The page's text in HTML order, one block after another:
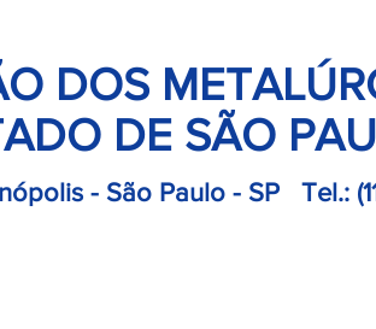
DOS
DE SÃO
- São Paulo - SP Tel.: